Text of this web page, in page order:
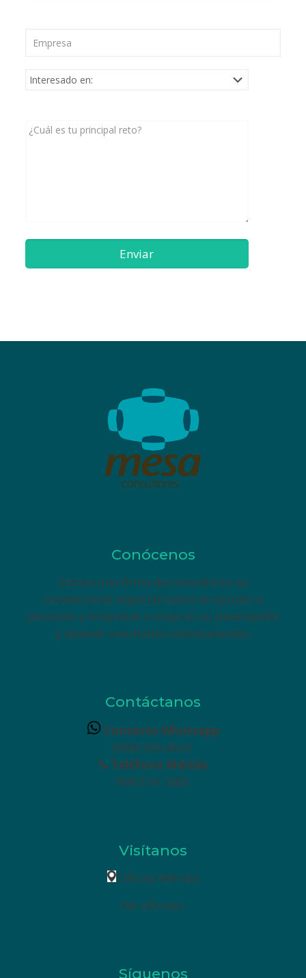
Conócenos
Somos una firma de consultoría no
convencional especializados en ayudar a
personas y empresas a mejorar su desempeño
y obtener resultados sobresalientes.
Contáctanos
Contacto Whatsapp
(999) 505 8541
Teléfono Mérida
999 574 1885
Visítanos
Oficina Mérida
Ver oficinas.
Síguenos